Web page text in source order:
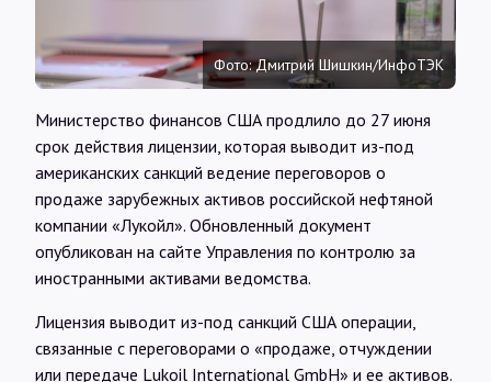
О нас
@Infotek_Russia
Фото: Дмитрий Шишкин/ИнфоТЭК
Министерство финансов США продлило до 27 июня
срок действия лицензии, которая выводит из-под
американских санкций ведение переговоров о
продаже зарубежных активов российской нефтяной
компании «Лукойл». Обновленный документ
опубликован на сайте Управления по контролю за
иностранными активами ведомства.
Лицензия выводит из-под санкций США операции,
связанные с переговорами о «продаже, отчуждении
или передаче Lukoil International GmbH» и ее активов.